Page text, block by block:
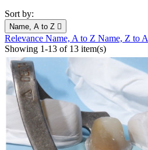
Sort by:
Name, A to Z 
Relevance Name, A to Z Name, Z to A
Showing 1-13 of 13 item(s)